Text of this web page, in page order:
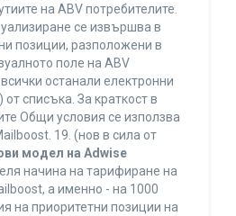
на ABV потребителите.
се извършва в
позиции, разположени в
поле на ABV
останали електронни
списъка. За краткост в
Общи условия се използва
19. (нов в сила от
модел на Adwise
начина на тарифиране на
а именно - на 1000
на приоритетни позиции на